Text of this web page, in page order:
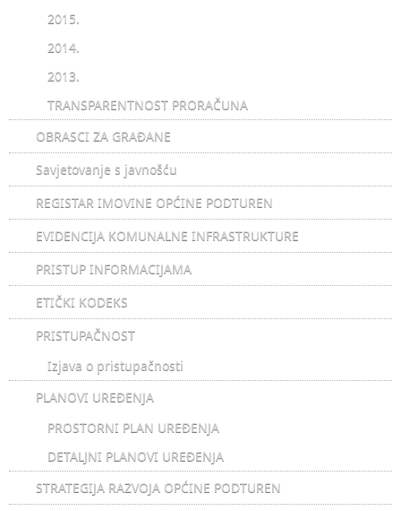
2015.
2014.
2013.
TRANSPARENTNOST PRORAČUNA
OBRASCI ZA GRAĐANE
Savjetovanje s javnošću
REGISTAR IMOVINE OPĆINE PODTUREN
EVIDENCIJA KOMUNALNE INFRASTRUKTURE
PRISTUP INFORMACIJAMA
ETIČKI KODEKS
PRISTUPAČNOST
Izjava o pristupačnosti
PLANOVI UREĐENJA
PROSTORNI PLAN UREĐENJA
DETALJNI PLANOVI UREĐENJA
STRATEGIJA RAZVOJA OPĆINE PODTUREN